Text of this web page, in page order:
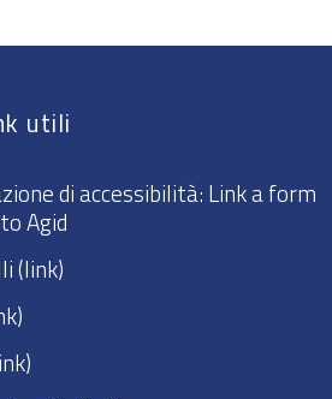
utili
di accessibilità: Link a form
Agid
(link)